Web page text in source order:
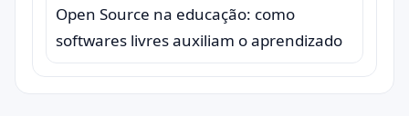
Open Source na educação: como
softwares livres auxiliam o aprendizado